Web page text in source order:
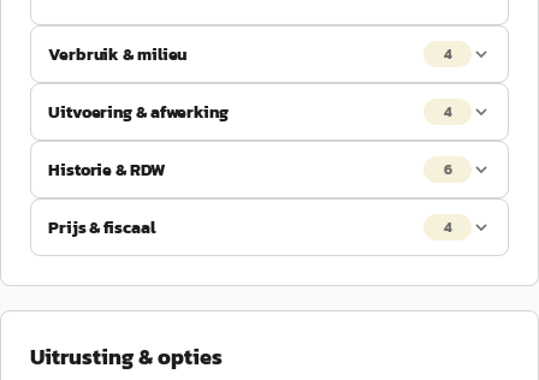
Verbruik & milieu 4
Uitvoering & afwerking 4
Historie & RDW 6
Prijs & fiscaal 4
Uitrusting & opties